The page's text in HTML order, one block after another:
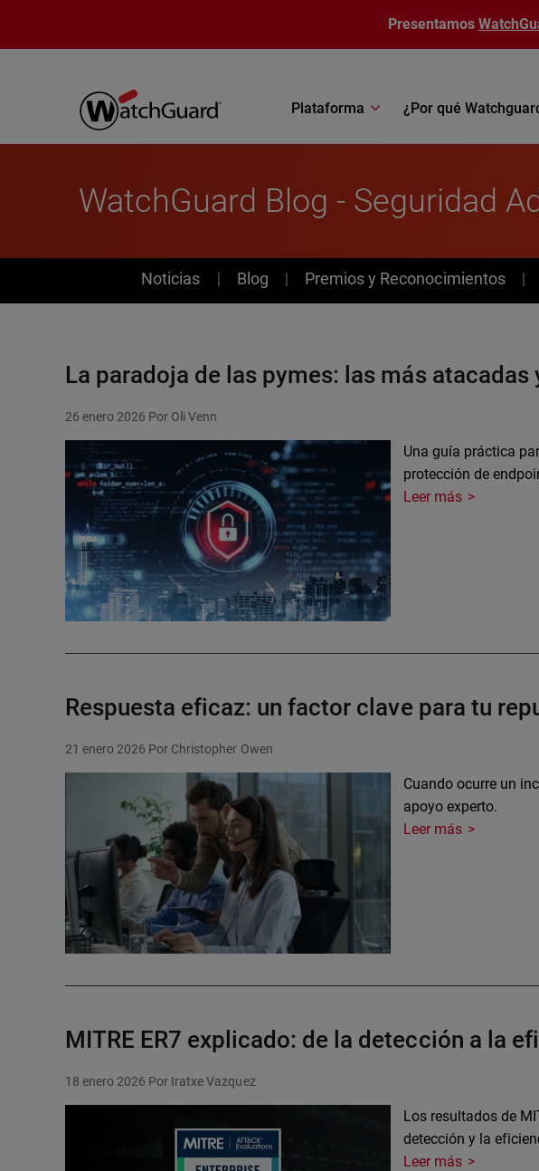
Presentamos
Plataforma ¿Por qué
WatchGuard Blog - Seguridad
News
Noticias Blog Premios y Reconocimientos
La paradoja de las pymes: las más
26 enero 2026 Por Oli Venn
Una guía práctica
protección de
Leer más
Respuesta eficaz: un factor clave para tu
21 enero 2026 Por Christopher Owen
Cuando ocurre un
apoyo experto.
Leer más
MITRE ER7 explicado: de la detección a la
18 enero 2026 Por Iratxe Vazquez
Los resultados de
detección y la
Leer más